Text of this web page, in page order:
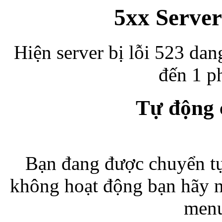
5xx
Hiện server bị lỗi 523
đến 1
Tự động
Bạn đang được chuyển
không hoạt động bạn hãy